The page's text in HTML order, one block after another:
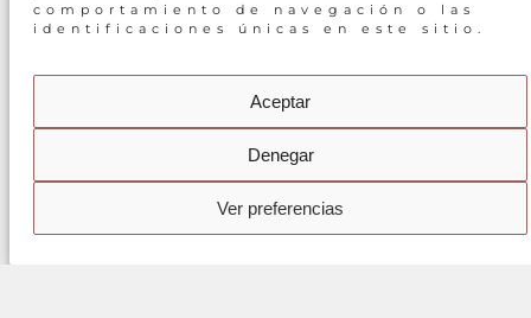
comportamiento de navegación o las
identificaciones únicas en este sitio.
Aceptar
Denegar
Ver preferencias
SÍGUENOS
COPYRIGHT 2024 KABUKI